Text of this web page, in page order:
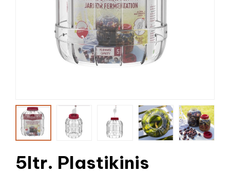
5ltr. Plastikinis